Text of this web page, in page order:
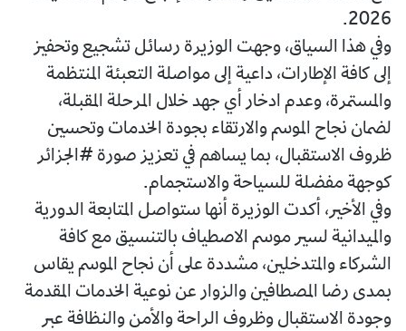
2026.
وفي هذا السياق، وجهت الوزيرة رسائل تشجيع وتحفيز
إلى كافة الإطارات، داعية إلى مواصلة التعبئة المنتظمة
والمستمرة، وعدم ادخار أي جهد خلال المرحلة المقبلة،
لضمان نجاح الموسم والارتقاء بجودة الخدمات وتحسين
ظروف الاستقبال، بما يساهم في تعزيز صورة #الجزائر
كوجهة مفضلة للسياحة والاستجمام.
وفي الأخير، أكدت الوزيرة أنها ستواصل المتابعة الدورية
والميدانية لسير موسم الاصطياف بالتنسيق مع كافة
الشركاء والمتدخلين، مشددة على أن نجاح الموسم يقاس
بمدى رضا المصطافين والزوار عن نوعية الخدمات المقدمة
وجودة الاستقبال وظروف الراحة والأمن والنظافة عبر